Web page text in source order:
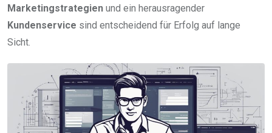
Marketingstrategien und ein herausragender
Kundenservice sind entscheidend für Erfolg auf lange
Sicht.